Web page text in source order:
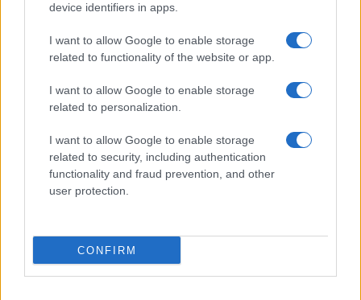
device identifiers in apps.
I want to allow Google to enable storage
related to functionality of the website or app.
I want to allow Google to enable storage
related to personalization.
I want to allow Google to enable storage
related to security, including authentication
functionality and fraud prevention, and other
user protection.
CONFIRM
Στην Κατηγορία:
ΑΠΟΣΠΑΣΕΙΣ
ΔΙΑΒΑΣΤΕ ΑΚΟΜΑ